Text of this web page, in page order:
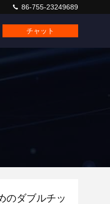
86-755-23249689
チャット
のダブルチッ